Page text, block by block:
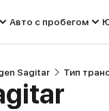
Авто с пробегом
Sagitar Тип